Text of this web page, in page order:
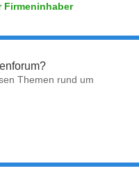
Firmeninhaber
Themen rund um